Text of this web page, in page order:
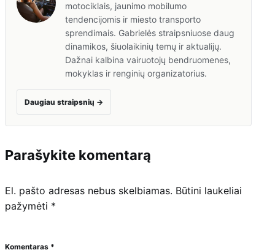
motociklais, jaunimo mobilumo
tendencijomis ir miesto transporto
sprendimais. Gabrielės straipsniuose daug
dinamikos, šiuolaikinių temų ir aktualijų.
Dažnai kalbina vairuotojų bendruomenes,
mokyklas ir renginių organizatorius.
Daugiau straipsnių →
Parašykite komentarą
El. pašto adresas nebus skelbiamas. Būtini laukeliai
pažymėti *
Komentaras *